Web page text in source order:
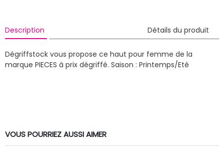
Description Détails du produit
Dégriffstock vous propose ce haut pour femme de la
marque PIECES à prix dégriffé. Saison : Printemps/Eté
VOUS POURRIEZ AUSSI AIMER